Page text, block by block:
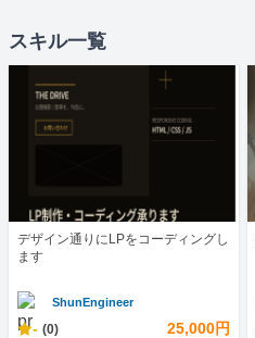
スキル一覧
デザイン通りにLPをコーディングし
ます
ShunEngineer
- (0) 25,000円